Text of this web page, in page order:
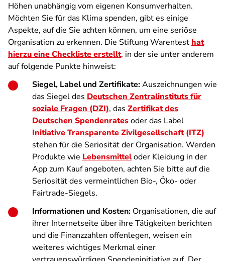
Höhen unabhängig vom eigenen Konsumverhalten.
Möchten Sie für das Klima spenden, gibt es einige
Aspekte, auf die Sie achten können, um eine seriöse
Organisation zu erkennen. Die Stiftung Warentest hat
hierzu eine Checkliste erstellt, in der sie unter anderem
auf folgende Punkte hinweist:
Siegel, Label und Zertifikate:Auszeichnungen wie
das Siegel des Deutschen Zentralinstituts für
soziale Fragen (DZI), das Zertifikat des
Deutschen Spendenratesoder das Label
Initiative Transparente Zivilgesellschaft (ITZ)
stehen für die Seriosität der Organisation. Werden
Produkte wie Lebensmitteloder Kleidung in der
App zum Kauf angeboten, achten Sie bitte auf die
Seriosität des vermeintlichen Bio-, Öko- oder
Fairtrade-Siegels.
Informationen und Kosten: Organisationen, die auf
ihrer Internetseite über ihre Tätigkeiten berichten
und die Finanzzahlen offenlegen, weisen ein
weiteres wichtiges Merkmal einer